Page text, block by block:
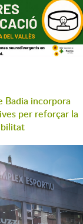
Badia incorpora
per reforçar la